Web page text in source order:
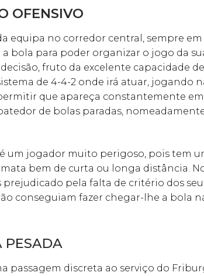
OFENSIVO
equipa no corredor central, sempre
bola para poder organizar o jogo da
fruto da excelente capacidade
de 4-4-2 onde irá atuar, jogando
que apareça constantemente
de bolas paradas,
um jogador muito perigoso, pois tem
bem de curta ou longa distância.
prejudicado pela falta de critério dos
conseguiam fazer chegar-lhe a bola
PESADA
passagem discreta ao serviço do